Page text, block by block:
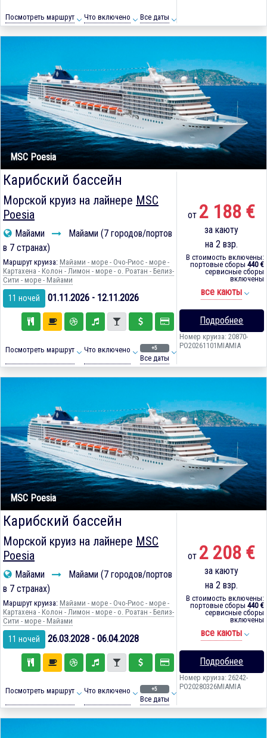
Посмотреть маршрут Что включено Все даты
MSC Poesia
Карибский бассейн
Морской круиз на лайнере MSC
Poesia
Майами
Майами (7 городов/портов
в 7 странах)
Маршрут круиза: Майами - море - Очо-Риос - море -
Картахена - Колон - Лимон - море - о. Роатан - Белиз-
Сити - море - Майами
11 ночей 01.11.2026 - 12.11.2026
Посмотреть маршрут Что включено +5
Все даты
от 2 188 €
за каюту
на 2 взр.
В стоимость включены:
портовые сборы 440 €
сервисные сборы
включены
все каюты
Подробнее
Номер круиза: 20870-
PO20261101MIAMIA
MSC Poesia
Карибский бассейн
Морской круиз на лайнере MSC
Poesia
Майами
Майами (7 городов/портов
в 7 странах)
Маршрут круиза: Майами - море - Очо-Риос - море -
Картахена - Колон - Лимон - море - о. Роатан - Белиз-
Сити - море - Майами
11 ночей 26.03.2028 - 06.04.2028
Посмотреть маршрут Что включено +5
Все даты
от 2 208 €
за каюту
на 2 взр.
В стоимость включены:
портовые сборы 440 €
сервисные сборы
включены
все каюты
Подробнее
Номер круиза: 26242-
PO20280326MIAMIA